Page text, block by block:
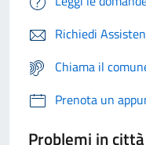
Richiedi
Chiama il
Prenota un
Problemi in città